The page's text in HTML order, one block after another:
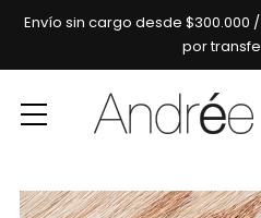
Envío sin cargo desde $300.000 /
por